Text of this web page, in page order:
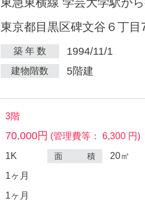
東京都目黒区碑文谷６丁目
築 年 数 1994/11/1
建物階数 5階建
3階
70,000円 (管理費等： 6,300 円)
1K 面 積 20㎡
1ヶ月
1ヶ月